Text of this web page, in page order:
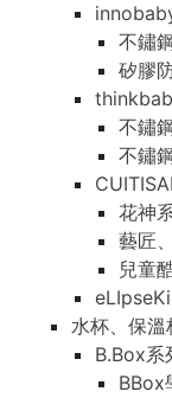
不鏽
矽膠
不鏽
不鏽
花神
藝匠
兒童
水杯、保溫
B.Box系
BBox